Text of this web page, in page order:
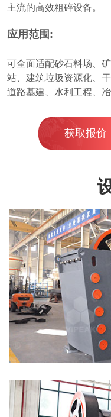
主流的高效粗碎设备。
应用范围:
可全面适配砂石料场、
站、建筑垃圾资源化、
道路基建、水利工程、
获取报价